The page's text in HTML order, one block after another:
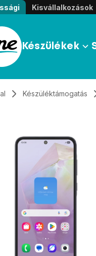
tartalomhozKisvállalkozások
Készülékek
Készüléktámogatás